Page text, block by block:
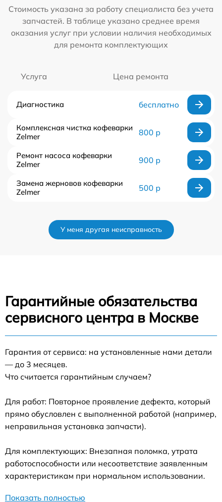
Стоимость указана за работу специалиста без учета
запчастей. В таблице указано среднее время
оказания услуг при условии наличия необходимых
для ремонта комплектующих
Услуга Цена ремонта
Диагностика бесплатно
Комплексная чистка кофеварки
Zelmer
800 р
Ремонт насоса кофеварки
Zelmer
900 р
Замена жерновов кофеварки
Zelmer
500 р
У меня другая неисправность
Гарантийные обязательства
сервисного центра в Москве
Гарантия от сервиса: на установленные нами детали
— до 3 месяцев.
Что считается гарантийным случаем?
Для работ: Повторное проявление дефекта, который
прямо обусловлен с выполненной работой (например,
неправильная установка запчасти).
Для комплектующих: Внезапная поломка, утрата
работоспособности или несоответствие заявленным
характеристикам при нормальном использовании.
Показать полностью